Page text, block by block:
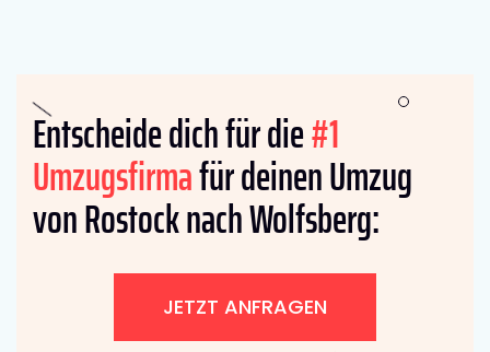
Entscheide dich für die#1
Umzugsfirmafür deinen Umzug
von Rostock nach Wolfsberg:
JETZT ANFRAGEN